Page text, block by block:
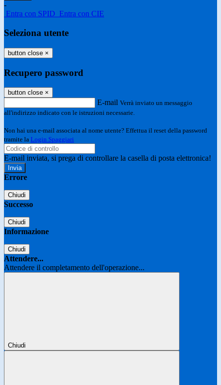
-
Entra con SPID Entra con CIE
Seleziona utente
button close ×
Recupero password
button close ×
E-mail Verrà inviato un messaggio
all'indirizzo indicato con le istruzioni necessarie.
Non hai una e-mail associata al nome utente? Effettua il reset della password
tramite la Login Spaggiari
E-mail inviata, si prega di controllare la casella di posta elettronica!
Errore
Chiudi
Successo
Chiudi
Informazione
Chiudi
Attendere...
Attendere il completamento dell'operazione...
Chiudi